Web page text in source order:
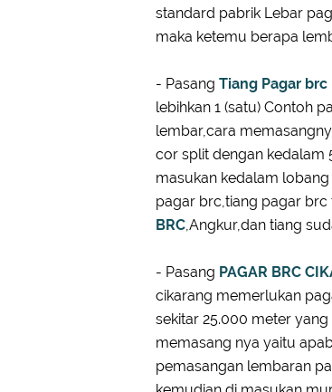
standard pabrik Lebar
maka ketemu berapa
- Pasang Tiang Pagar brc
lebihkan 1 (satu) Contoh
lembar,cara
cor split dengan kedalam
masukan kedalam
pagar brc,tiang pagar brc
BRC ,Angkur,dan tiang
- Pasang PAGAR BRC
cikarang memerlukan
sekitar 25.000 meter
memasang nya yaitu
pemasangan lembaran